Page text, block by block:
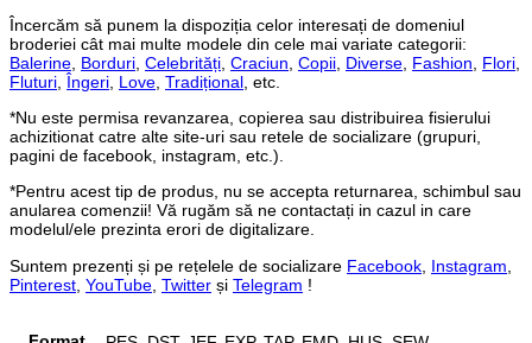
Încercăm să punem la dispoziția celor interesați de domeniul
broderiei cât mai multe modele din cele mai variate categorii:
Balerine Borduri Celebrități Craciun Copii Diverse Fashion Flori
Fluturi ,Îngeri Love Tradițional , etc.
*Nu este permisa revanzarea, copierea sau distribuirea fisierului
achizitionat catre alte site-uri sau retele de socializare (grupuri,
pagini de facebook, instagram, etc.).
*Pentru acest tip de produs, nu se accepta returnarea, schimbul sau
anularea comenzii! Vă rugăm să ne contactați in cazul in care
modelul/ele prezinta erori de digitalizare.
Suntem prezenți și pe rețelele de socializare Facebook Instagram
Pinterest YouTube Twitter și Telegram !